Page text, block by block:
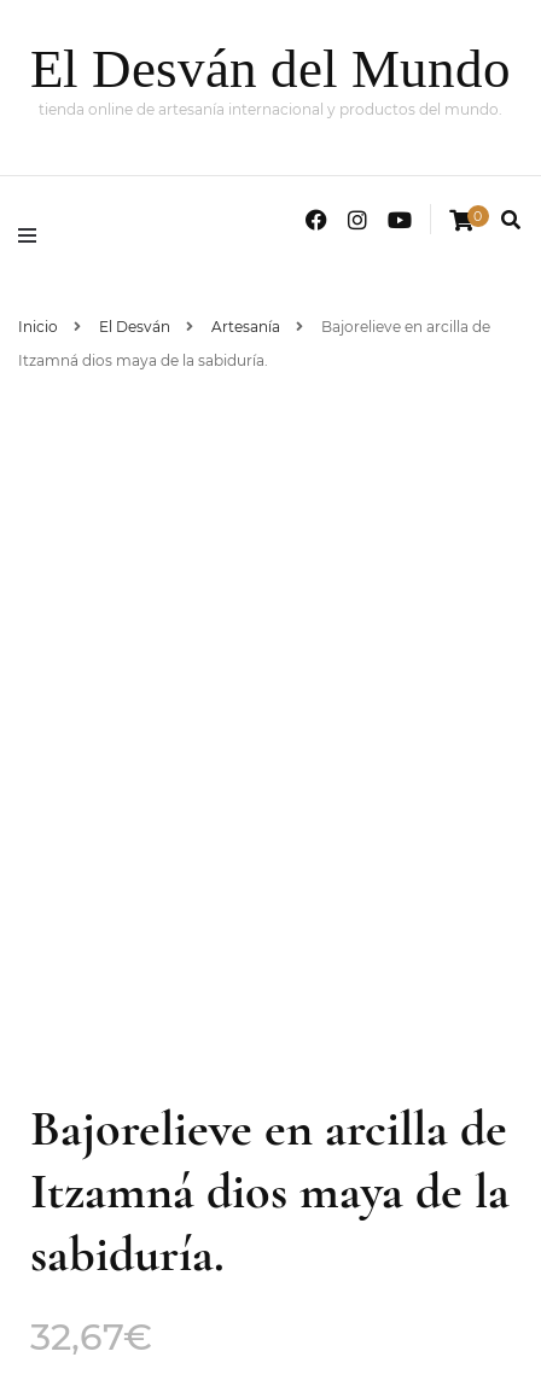
El Desván del Mundo
tienda online de artesanía internacional y productos del mundo.
0
Inicio El Desván Artesanía
Bajorelieve en arcilla de
Itzamná dios maya de la sabiduría.
Bajorelieve en arcilla de
Itzamná dios maya de la
sabiduría.
32,67€